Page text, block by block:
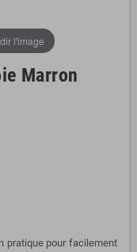
l'image
Marron
pratique pour facilement